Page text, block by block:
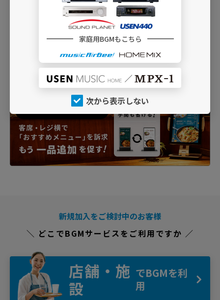
新規加入をご検討中のお客様
＼ どこでBGMサービスをご利用ですか ／
店舗・施
設
でBGMを利
用
家庭用BGMもこちら
次から表示しない